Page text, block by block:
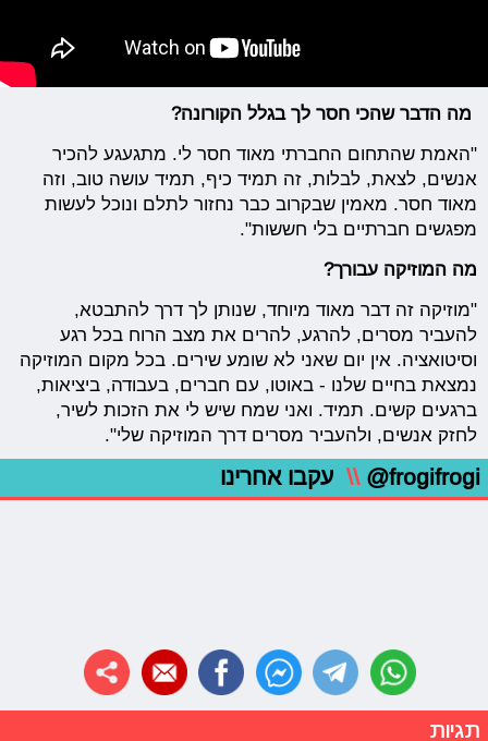
מה הדבר שהכי חסר לך בגלל הקורונה?
"האמת שהתחום החברתי מאוד חסר לי. מתגעגע להכיר
אנשים, לצאת, לבלות, זה תמיד כיף, תמיד עושה טוב, וזה
מאוד חסר. מאמין שבקרוב כבר נחזור לתלם ונוכל לעשות
מפגשים חברתיים בלי חששות".
מה המוזיקה עבורך?
"מוזיקה זה דבר מאוד מיוחד, שנותן לך דרך להתבטא,
להעביר מסרים, להרגע, להרים את מצב הרוח בכל רגע
וסיטואציה. אין יום שאני לא שומע שירים. בכל מקום המוזיקה
נמצאת בחיים שלנו - באוטו, עם חברים, בעבודה, ביציאות,
ברגעים קשים. תמיד. ואני שמח שיש לי את הזכות לשיר,
לחזק אנשים, ולהעביר מסרים דרך המוזיקה שלי".
@frogifrogi
\\ עקבו אחרינו
תגיות